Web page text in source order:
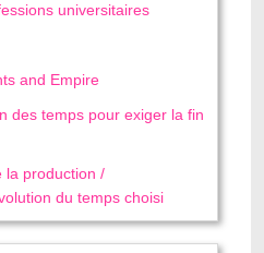
universitaires
and Empire
des temps pour exiger la fin
la production /
du temps choisi